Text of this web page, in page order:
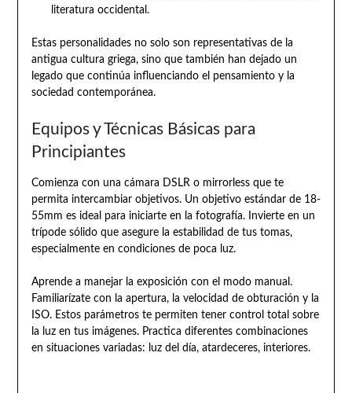
literatura occidental.
Estas personalidades no solo son representativas de la
antigua cultura griega, sino que también han dejado un
legado que continúa influenciando el pensamiento y la
sociedad contemporánea.
Equipos y Técnicas Básicas para
Principiantes
Comienza con una cámara DSLR o mirrorless que te
permita intercambiar objetivos. Un objetivo estándar de 18-
55mm es ideal para iniciarte en la fotografía. Invierte en un
trípode sólido que asegure la estabilidad de tus tomas,
especialmente en condiciones de poca luz.
Aprende a manejar la exposición con el modo manual.
Familiarízate con la apertura, la velocidad de obturación y la
ISO. Estos parámetros te permiten tener control total sobre
la luz en tus imágenes. Practica diferentes combinaciones
en situaciones variadas: luz del día, atardeceres, interiores.